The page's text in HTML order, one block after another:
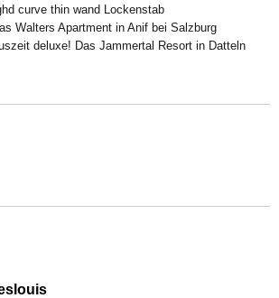
curve thin wand Lockenstab
Walters Apartment in Anif bei Salzburg
deluxe! Das Jammertal Resort in Datteln